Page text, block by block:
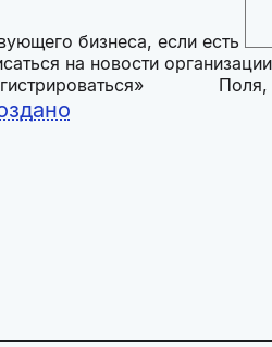
бизнеса, если есть
на новости организации
Поля,